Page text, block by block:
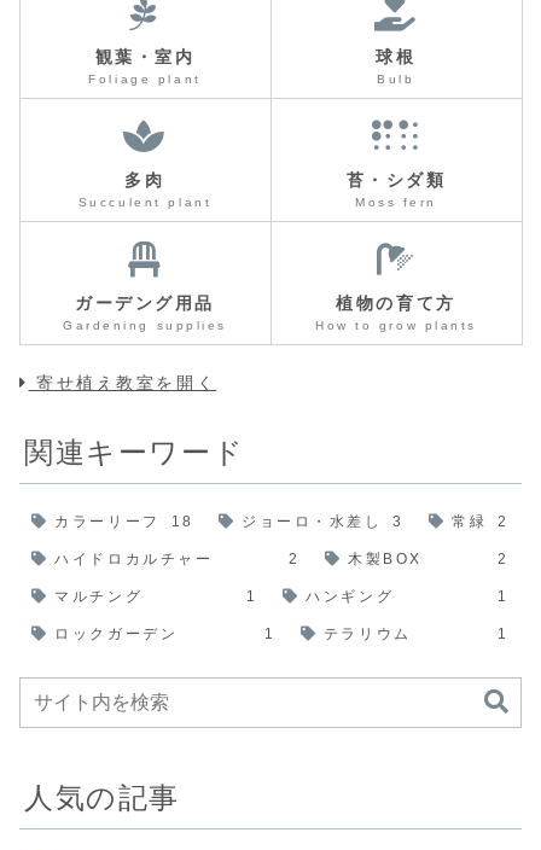
観葉・室内
Foliage plant
球根
Bulb
多肉
Succulent plant
苔・シダ類
Moss fern
ガーデング用品
Gardening supplies
植物の育て方
How to grow plants
寄せ植え教室を開く
関連キーワード
カラーリーフ 18 ジョーロ・水差し 3 常緑 2
ハイドロカルチャー 2 木製BOX 2
マルチング 1 ハンギング 1
ロックガーデン 1 テラリウム 1
人気の記事